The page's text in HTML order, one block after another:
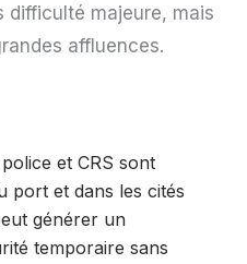
difficulté majeure, mais
affluences.
et CRS sont
port et dans les cités
générer un
temporaire sans